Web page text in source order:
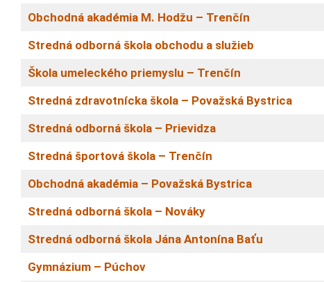
Obchodná akadémia M. Hodžu – Trenčín
Stredná odborná škola obchodu a služieb
Škola umeleckého priemyslu – Trenčín
Stredná zdravotnícka škola – Považská Bystrica
Stredná odborná škola – Prievidza
Stredná športová škola – Trenčín
Obchodná akadémia – Považská Bystrica
Stredná odborná škola – Nováky
Stredná odborná škola Jána Antonína Baťu
Gymnázium – Púchov